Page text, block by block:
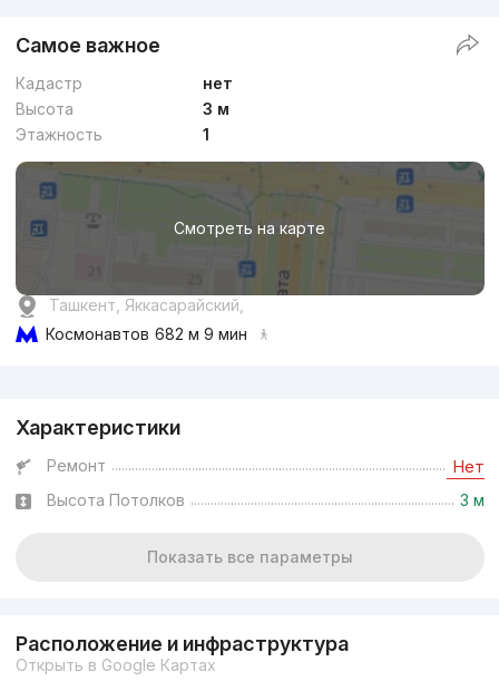
Самое важное
Кадастр
нет
Высота
3 м
Этажность
1
Смотреть на карте
Ташкент, Яккасарайский,
Космонавтов 682 м 9 мин
Характеристики
Ремонт Нет
Высота Потолков 3 м
Показать все параметры
Расположение и инфраструктура
Открыть в Google Картах